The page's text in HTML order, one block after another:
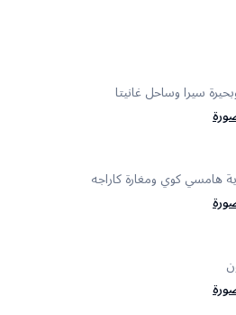
سيرا وساحل غانيتا
إلى واحدة من أجمل وجهات الشمال
بفعل الانهيارات الأرضية، وتعد مكاناً
يومنا بجولة في ساحل غانيتا بمدينة
هامسي كوي ومغارة كاراجه
سوميلا التاريخي العريق، الذي يقع على
نتوجه إلى قرية هامسي كوي المشهورة